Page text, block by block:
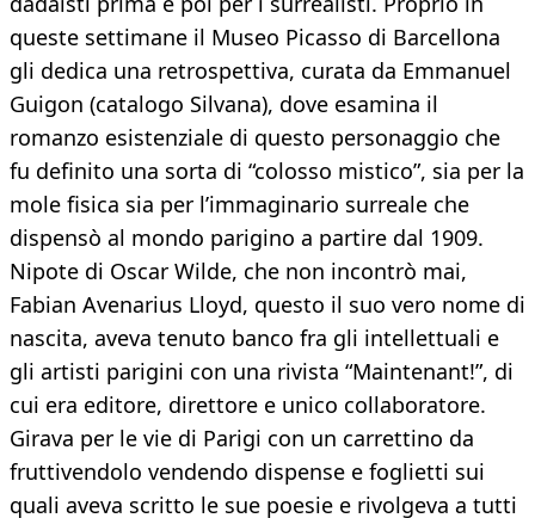
queste settimane il Museo Picasso di Barcellona
gli dedica una retrospettiva, curata da Emmanuel
Guigon (catalogo Silvana), dove esamina il
romanzo esistenziale di questo personaggio che
fu definito una sorta di “colosso mistico”, sia per la
mole fisica sia per l’immaginario surreale che
dispensò al mondo parigino a partire dal 1909.
Nipote di Oscar Wilde, che non incontrò mai,
Fabian Avenarius Lloyd, questo il suo vero nome di
nascita, aveva tenuto banco fra gli intellettuali e
gli artisti parigini con una rivista “Maintenant!”, di
cui era editore, direttore e unico collaboratore.
Girava per le vie di Parigi con un carrettino da
fruttivendolo vendendo dispense e foglietti sui
quali aveva scritto le sue poesie e rivolgeva a tutti